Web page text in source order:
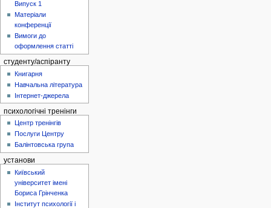
Випуск 1
Матеріали
конференції
Вимоги до
оформлення статті
студенту/аспіранту
Книгарня
Навчальна література
Інтернет-джерела
психологічні тренінги
Центр тренінгів
Послуги Центру
Балінтовська група
установи
Київський
університет імені
Бориса Грінченка
Інститут психології і